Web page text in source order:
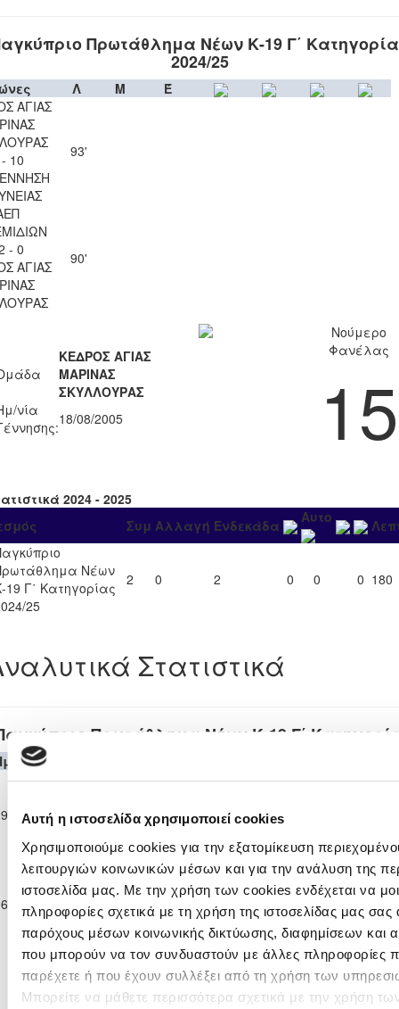
Αυτή η ιστοσελίδα χρησιμοποιεί cookies
Χρησιμοποιούμε cookies για την εξατομίκευση
λειτουργιών κοινωνικών μέσων και για την ανάλυση της
ιστοσελίδα μας. Με την χρήση των cookies ενδέχεται να
πληροφορίες σχετικά με τη χρήση της ιστοσελίδας μας
παρόχους μέσων κοινωνικής δικτύωσης, διαφημίσεων και
που μπορούν να τον συνδυαστούν με άλλες πληροφορίες
παρέχετε ή που έχουν συλλέξει από τη χρήση των
Μπορείτε να μάθετε περισσότερα σχετικά με την χρήση
Πρωτάθλημα Νέων Κ-19 Γ΄
2024/25
Λ Μ
Έ
ΑΓΙΑΣ
10
93'
- 0
ΑΓΙΑΣ
90'
ΚΕΔΡΟΣ ΑΓΙΑΣ
ΜΑΡΙΝΑΣ
ΣΚΥΛΛΟΥΡΑΣ
νία
18/08/2005
Νούμερο
Φανέλας
15
2024 - 2025
Συμ Αλλαγή Ενδεκάδα Αυτο
Νέων
19 Γ΄ Κατηγορίας
25
2 0 2 0 0 0 180
Στατιστικά
Πρωτάθλημα Νέων Κ-19 Γ΄
09-2024
Παγκύπριο
Νέων Κ-19 Γ΄
Κατηγορίας
2024/25
ΚΕΔΡΟΣ
ΜΑΡΙΝΑΣ
ΣΚΥΛΛΟΥΡΑΣ
0 10ΔΕΡΥΝΕΙΑΣ
10-2024
Παγκύπριο
Πρωτάθλημα
Νέων Κ-19 Γ΄
Κατηγορίας
2024/25
ΑΕΠ
ΠΟΛΕΜΙΔΙΩΝ
ΚΕΔΡΟΣ ΑΓΙΑΣ
ΜΑΡΙΝΑΣ
ΣΚΥΛΛΟΥΡΑΣ
90'